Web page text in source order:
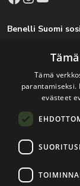
Benelli Suomi
Tärkeitä
Rekisteri- ja
Jälleenmyyjät
Tapahtumat
Tämä
parantamiseksi.
evästeet